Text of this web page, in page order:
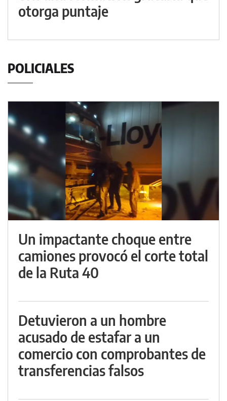
otorga puntaje
POLICIALES
Un impactante choque entre
camiones provocó el corte total
de la Ruta 40
Detuvieron a un hombre
acusado de estafar a un
comercio con comprobantes de
transferencias falsos